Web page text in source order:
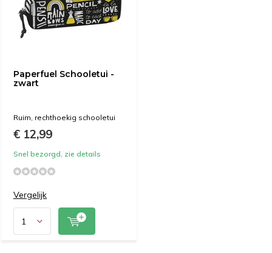
Paperfuel Schooletui -
zwart
Ruim, rechthoekig schooletui
€ 12,99
Snel bezorgd, zie details
Vergelijk